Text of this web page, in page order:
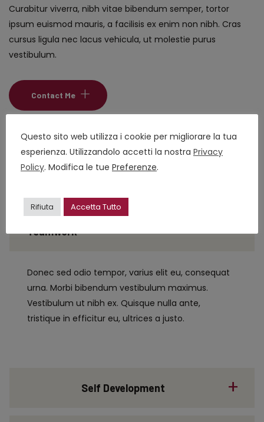
Curabitur viverra, nibh vitae bibendum semper, tortor
ipsum euismod mauris, a facilisis ex enim non nibh. Cras
cursus ligula nec lacus vehicula, ut molestie purus
vestibulum.
Contact Me
Experience
Teamwork
Donec sed odio tempor, varius elit eu, consequat
urna. Morbi bibendum vestibulum maximus.
Vestibulum ut nibh ex. Quisque nulla ante,
tristique in efficitur eu, ultrices a justo.
Self Development
Questo sito web utilizza i cookie per migliorare la tua
esperienza. Utilizzandolo accetti la nostra Privacy
Policy. Modifica le tue Preferenze.
Rifiuta Accetta Tutto